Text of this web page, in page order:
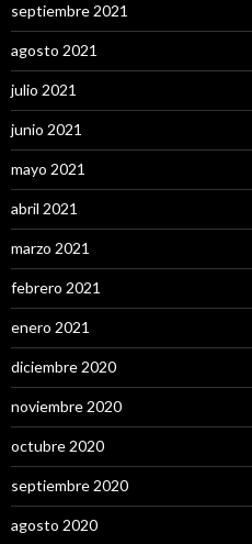
septiembre 2021
agosto 2021
julio 2021
junio 2021
mayo 2021
abril 2021
marzo 2021
febrero 2021
enero 2021
diciembre 2020
noviembre 2020
octubre 2020
septiembre 2020
agosto 2020